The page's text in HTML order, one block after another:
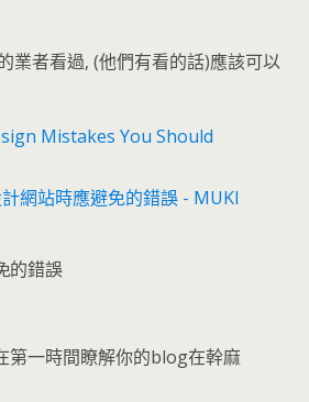
業者看過, (他們有看的話)應該可以
Mistakes You Should
網站時應避免的錯誤 - MUKI
的錯誤
第一時間瞭解你的blog在幹麻